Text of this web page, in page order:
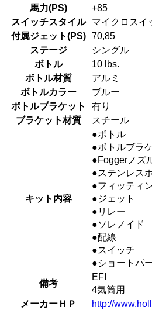
馬力(PS)
+85
スイッチスタイル
マイクロスイ
付属ジェット(PS) 70,85
ステージ
シングル
ボトル
10 lbs.
ボトル材質
アルミ
ボトルカラー
ブルー
ボトルブラケット
有り
ブラケット材質
スチール
キット内容
●ボトル
●ボトルブラ
●Foggerノズ
●ステンレス
●フィッティ
●ジェット
●リレー
●ソレノイド
●配線
●スイッチ
●ショートパ
備考
EFI
4気筒用
メーカーＨＰ
http://